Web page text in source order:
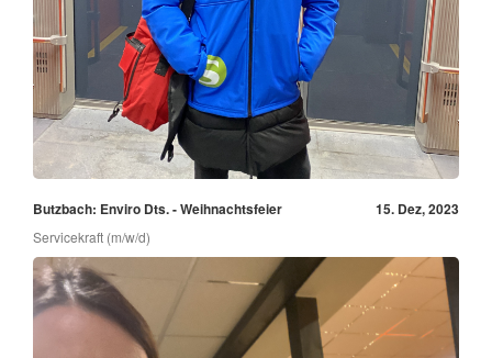
Butzbach: Enviro Dts. - Weihnachtsfeier 15. Dez, 2023
Servicekraft (m/w/d)